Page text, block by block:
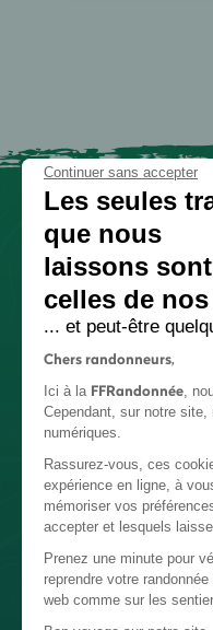
Continuer sans accepter
Les seules
que nous
laissons sont
celles de
... et peut-être
Chers randonneurs,
Ici à la FFRandonnée,
Cependant, sur notre
numériques.
Rassurez-vous, ces
expérience en ligne, à
mémoriser vos
accepter et lesquels
Prenez une minute pour
reprendre votre
web comme sur les